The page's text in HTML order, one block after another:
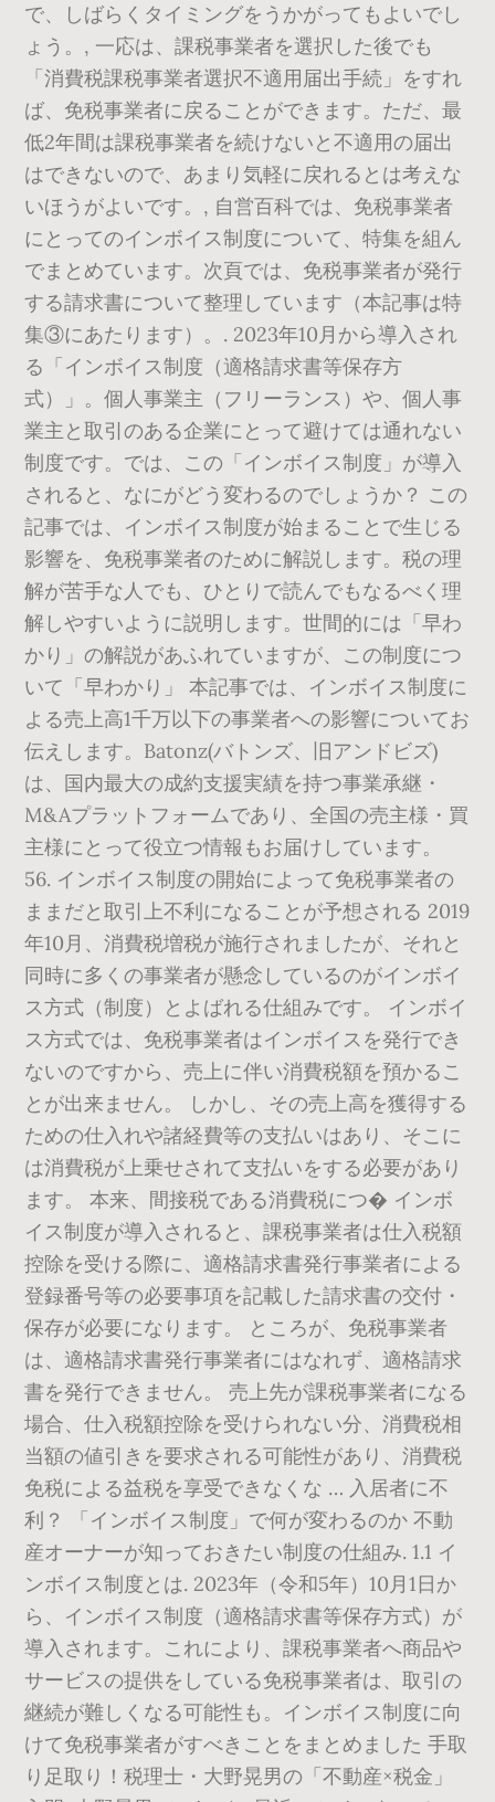
で、しばらくタイミングをうかがってもよいでし
ょう。, 一応は、課税事業者を選択した後でも
「消費税課税事業者選択不適用届出手続」をすれ
ば、免税事業者に戻ることができます。ただ、最
低2年間は課税事業者を続けないと不適用の届出
はできないので、あまり気軽に戻れるとは考えな
いほうがよいです。, 自営百科では、免税事業者
にとってのインボイス制度について、特集を組ん
でまとめています。次頁では、免税事業者が発行
する請求書について整理しています（本記事は特
集③にあたります）。. 2023年10月から導入され
る「インボイス制度（適格請求書等保存方
式）」。個人事業主（フリーランス）や、個人事
業主と取引のある企業にとって避けては通れない
制度です。では、この「インボイス制度」が導入
されると、なにがどう変わるのでしょうか？ この
記事では、インボイス制度が始まることで生じる
影響を、免税事業者のために解説します。税の理
解が苦手な人でも、ひとりで読んでもなるべく理
解しやすいように説明します。世間的には「早わ
かり」の解説があふれていますが、この制度につ
いて「早わかり」 本記事では、インボイス制度に
よる売上高1千万以下の事業者への影響についてお
伝えします。Batonz(バトンズ、旧アンドビズ)
は、国内最大の成約支援実績を持つ事業承継・
M&Aプラットフォームであり、全国の売主様・買
主様にとって役立つ情報もお届けしています。
56. インボイス制度の開始によって免税事業者の
ままだと取引上不利になることが予想される 2019
年10月、消費税増税が施行されましたが、それと
同時に多くの事業者が懸念しているのがインボイ
ス方式（制度）とよばれる仕組みです。 インボイ
ス方式では、免税事業者はインボイスを発行でき
ないのですから、売上に伴い消費税額を預かるこ
とが出来ません。 しかし、その売上高を獲得する
ための仕入れや諸経費等の支払いはあり、そこに
は消費税が上乗せされて支払いをする必要があり
ます。 本来、間接税である消費税につ� インボ
イス制度が導入されると、課税事業者は仕入税額
控除を受ける際に、適格請求書発行事業者による
登録番号等の必要事項を記載した請求書の交付・
保存が必要になります。 ところが、免税事業者
は、適格請求書発行事業者にはなれず、適格請求
書を発行できません。 売上先が課税事業者になる
場合、仕入税額控除を受けられない分、消費税相
当額の値引きを要求される可能性があり、消費税
免税による益税を享受できなくな … 入居者に不
利？ 「インボイス制度」で何が変わるのか 不動
産オーナーが知っておきたい制度の仕組み. 1.1 イ
ンボイス制度とは. 2023年（令和5年）10月1日か
ら、インボイス制度（適格請求書等保存方式）が
導入されます。これにより、課税事業者へ商品や
サービスの提供をしている免税事業者は、取引の
継続が難しくなる可能性も。インボイス制度に向
けて免税事業者がすべきことをまとめました 手取
り足取り！税理士・大野晃男の「不動産×税金」